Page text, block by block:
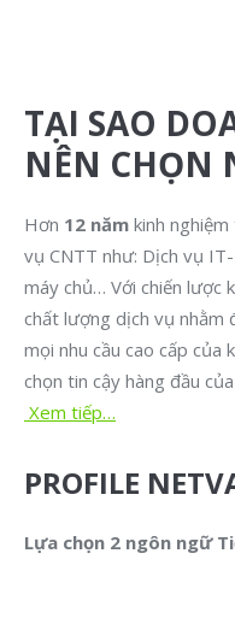
TẠI SAO
NÊN CHỌN
Hơn 12 năm kinh
vụ CNTT như: Dịch vụ
máy chủ… Với chiến lược
chất lượng dịch vụ nhằm
mọi nhu cầu cao cấp của
chọn tin cậy hàng đầu
Xem tiếp…
PROFILE
Lựa chọn 2 ngôn ngữ